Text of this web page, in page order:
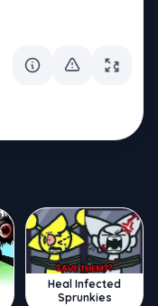
Heal Infected
Sprunkies